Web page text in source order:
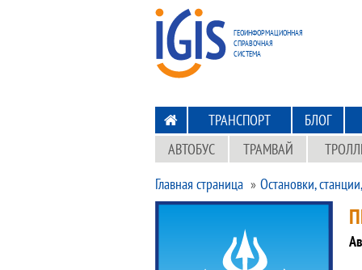
ГЕОИНФОРМАЦИОННАЯ
СПРАВОЧНАЯ
СИСТЕМА
НА ГЛАВНУЮ
ТРАНСПОРТ БЛОГ
АВТОБУС
ТРАМВАЙ
Главная страница
Остановки,